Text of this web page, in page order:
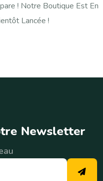
! Notre Boutique Est En
Lancée !
tre Newsletter